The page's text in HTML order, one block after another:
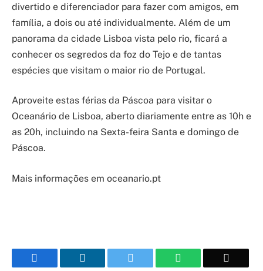
divertido e diferenciador para fazer com amigos, em
família, a dois ou até individualmente. Além de um
panorama da cidade Lisboa vista pelo rio, ficará a
conhecer os segredos da foz do Tejo e de tantas
espécies que visitam o maior rio de Portugal.
Aproveite estas férias da Páscoa para visitar o
Oceanário de Lisboa, aberto diariamente entre as 10h e
as 20h, incluindo na Sexta-feira Santa e domingo de
Páscoa.
Mais informações em oceanario.pt
WhatsApp